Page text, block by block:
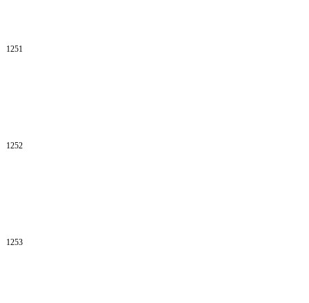
1251
1252
1253